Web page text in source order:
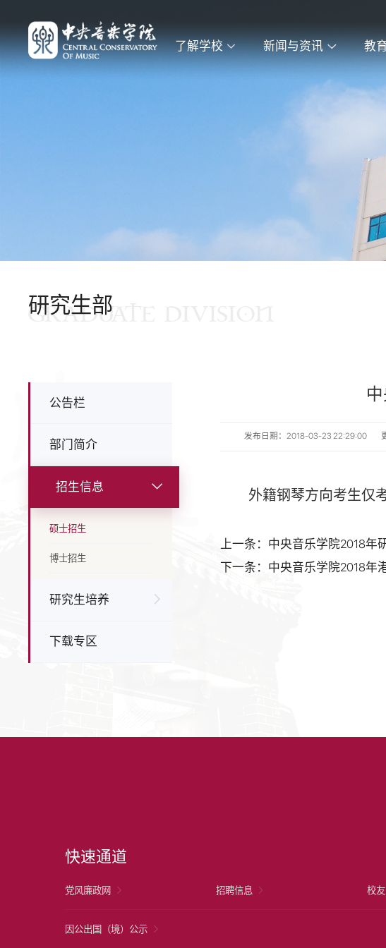
了解学校 新闻与资讯 教
研究生部
GRADUATE DIVISION
公告栏
部门简介
招生信息
硕士招生
博士招生
研究生培养
下载专区
发布日期：2018-03-23 22:29:00
外籍钢琴方向考生仅考
下一条：中央音乐学院2018年
快速通道
党风廉政网 招聘信息 校
因公出国（境）公示